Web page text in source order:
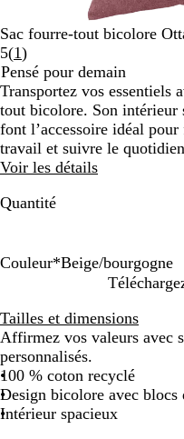
Sac fourre-tout bicolore
5(1Lire
les
1
avis
)
Pensé pour demain
Transportez vos essentiels
tout bicolore. Son intérieur
font l’accessoire idéal
travail et suivre le
Voir les détails
Quantité
Couleur*Beige/bourgogne
i
g
e
/
b
l
i
g
e
/
b
o
i
g
e
/
g
r
Tailles et dimensions
Affirmez vos valeurs avec
personnalisés.
100 % coton recyclé
Design bicolore avec blocs
Intérieur spacieux